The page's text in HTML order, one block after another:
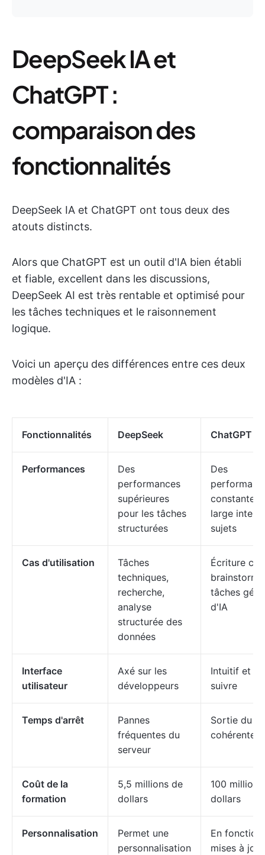
DeepSeek IA et
ChatGPT :
comparaison des
fonctionnalités
DeepSeek IA et ChatGPT ont tous deux des
atouts distincts.
Alors que ChatGPT est un outil d'IA bien établi
et fiable, excellent dans les discussions,
DeepSeek AI est très rentable et optimisé pour
les tâches techniques et le raisonnement
logique.
Voici un aperçu des différences entre ces deux
modèles d'IA :
Fonctionnalités DeepSeek ChatGPT
Performances
Des
performances
supérieures
pour les tâches
structurées
Des
constantes
large
sujets
Cas d'utilisation
Tâches
techniques,
recherche,
analyse
structurée des
données
Écriture
tâches
d'IA
Interface
utilisateur
Axé sur les
développeurs
Intuitif et
suivre
Temps d'arrêt
Pannes
fréquentes du
serveur
Sortie du
cohérente
Coût de la
formation
5,5 millions de
dollars
100
dollars
Personnalisation
Permet une
personnalisation
En fonction
mises à